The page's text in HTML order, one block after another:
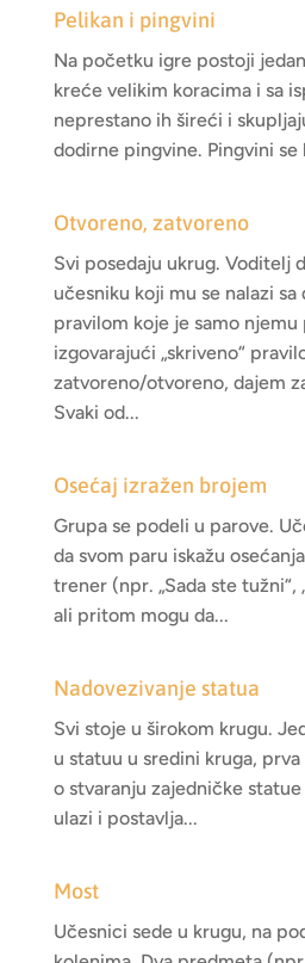
Pelikan i pingvini
Na početku igre postoji
kreće velikim koracima i sa
neprestano ih šireći i
dodirne pingvine. Pingvini se
Otvoreno, zatvoreno
Svi posedaju ukrug. Voditelj
učesniku koji mu se nalazi sa
pravilom koje je samo njemu
izgovarajući „skriveno“
zatvoreno/otvoreno, dajem
Svaki od...
Osećaj izražen brojem
Grupa se podeli u parove.
da svom paru iskažu
trener (npr. „Sada ste tužni“,
ali pritom mogu da...
Nadovezivanje statua
Svi stoje u širokom krugu.
u statuu u sredini kruga,
o stvaranju zajedničke
ulazi i postavlja...
Most
Učesnici sede u krugu, na